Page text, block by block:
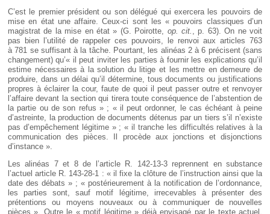
C’est le premier président ou son délégué qui exercera les pouvoirs de
mise en état une affaire. Ceux-ci sont les « pouvoirs classiques d’un
magistrat de la mise en état » (G. Poirotte, op. cit. , p. 63). On ne voit
pas bien l’utilité de rappeler ces pouvoirs, le renvoi aux articles 763
à 781 se suffisant à la tâche. Pourtant, les alinéas 2 à 6 précisent (sans
changement) qu’« il peut inviter les parties à fournir les explications qu’il
estime nécessaires à la solution du litige et les mettre en demeure de
produire, dans un délai qu’il détermine, tous documents ou justifications
propres à éclairer la cour, faute de quoi il peut passer outre et renvoyer
l’affaire devant la section qui tirera toute conséquence de l’abstention de
la partie ou de son refus » ; « il peut ordonner, le cas échéant à peine
d’astreinte, la production de documents détenus par un tiers s’il n’existe
pas d’empêchement légitime » ; « il tranche les difficultés relatives à la
communication des pièces. Il procède aux jonctions et disjonctions
d’instance ».
Les alinéas 7 et 8 de l’article R. 142-13-3 reprennent en substance
l’actuel article R. 143-28-1 : « il fixe la clôture de l’instruction ainsi que la
date des débats » ; « postérieurement à la notification de l’ordonnance,
les parties sont, sauf motif légitime, irrecevables à présenter des
prétentions ou moyens nouveaux ou à communiquer de nouvelles
pièces ». Outre le « motif légitime » déjà envisagé par le texte actuel,